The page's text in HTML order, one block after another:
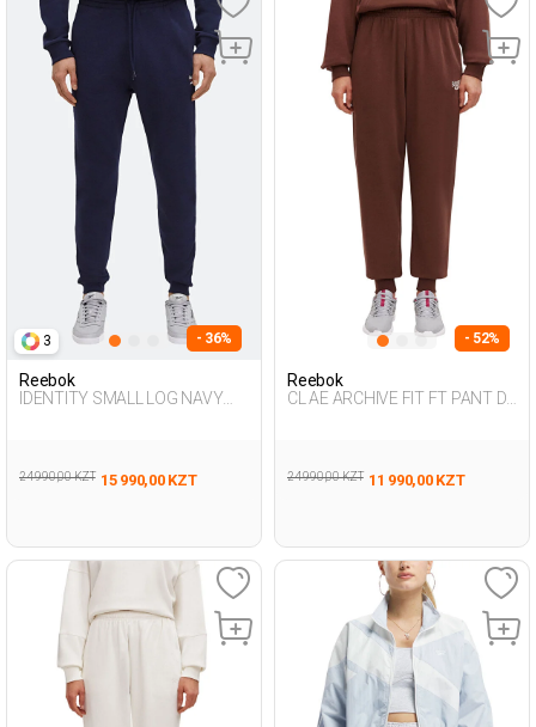
3 - 36%
Reebok
IDENTITY SMALL LOG NAVY
24 990,00 KZT 15 990,00 KZT
- 52%
Reebok
CL AE ARCHIVE FIT FT PANT D
24 990,00 KZT 11 990,00 KZT